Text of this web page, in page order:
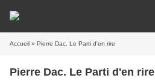
Accueil » Pierre Dac. Le Parti d'en rire
Pierre Dac. Le Parti d'en rire